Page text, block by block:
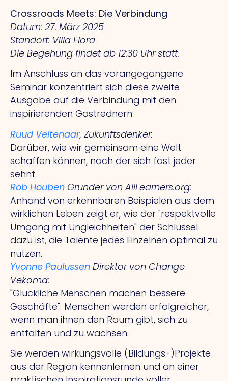
Crossroads Meets: Die Verbindung
Datum: 27. März 2025
Standort: Villa Flora
Die Begehung findet ab 12:30 Uhr statt.
Im Anschluss an das vorangegangene
Seminar konzentriert sich diese zweite
Ausgabe auf die Verbindung mit den
inspirierenden Gastrednern:
Ruud Veltenaar, Zukunftsdenker:
Darüber, wie wir gemeinsam eine Welt
schaffen können, nach der sich fast jeder
sehnt.
Rob Houben Gründer von AllLearners.org:
Anhand von erkennbaren Beispielen aus dem
wirklichen Leben zeigt er, wie der "respektvolle
Umgang mit Ungleichheiten" der Schlüssel
dazu ist, die Talente jedes Einzelnen optimal zu
nutzen.
Yvonne Paulussen Direktor von Change
Vekoma:
"Glückliche Menschen machen bessere
Geschäfte". Menschen werden erfolgreicher,
wenn man ihnen den Raum gibt, sich zu
entfalten und zu wachsen.
Sie werden wirkungsvolle (Bildungs-)Projekte
aus der Region kennenlernen und an einer